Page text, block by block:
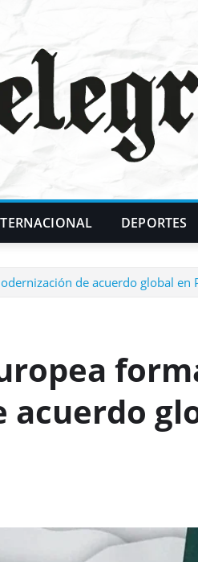
DEPORTES
de acuerdo global en
acuerdo